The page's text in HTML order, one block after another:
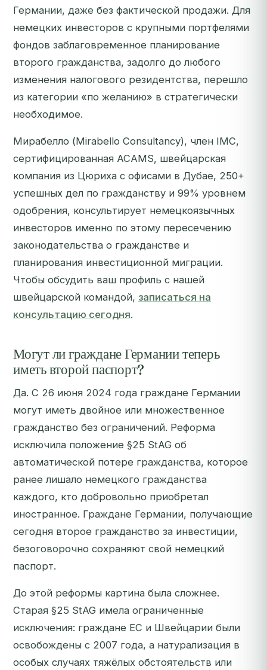
Германии, даже без фактической продажи. Для
немецких инвесторов с крупными портфелями
фондов заблаговременное планирование
второго гражданства, задолго до любого
изменения налогового резидентства, перешло
из категории «по желанию» в стратегически
необходимое.
Мирабелло (Mirabello Consultancy), член IMC,
сертифицированная ACAMS, швейцарская
компания из Цюриха с офисами в Дубае, 250+
успешных дел по гражданству и 99% уровнем
одобрения, консультирует немецкоязычных
инвесторов именно по этому пересечению
законодательства о гражданстве и
планирования инвестиционной миграции.
Чтобы обсудить ваш профиль с нашей
швейцарской командой, записаться на
консультацию сегодня.
Могут ли граждане Германии теперь
иметь второй паспорт?
Да. С 26 июня 2024 года граждане Германии
могут иметь двойное или множественное
гражданство без ограничений. Реформа
исключила положение §25 StAG об
автоматической потере гражданства, которое
ранее лишало немецкого гражданства
каждого, кто добровольно приобретал
иностранное. Граждане Германии, получающие
сегодня второе гражданство за инвестиции,
безоговорочно сохраняют свой немецкий
паспорт.
До этой реформы картина была сложнее.
Старая §25 StAG имела ограниченные
исключения: граждане ЕС и Швейцарии были
освобождены с 2007 года, а натурализация в
особых случаях тяжёлых обстоятельств или